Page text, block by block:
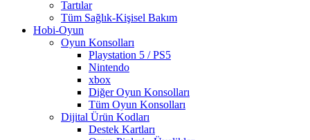
Tartılar
Tüm Sağlık-Kişisel Bakım
Hobi-Oyun
Oyun Konsolları
Playstation 5 / PS5
Nintendo
xbox
Diğer Oyun Konsolları
Tüm Oyun Konsolları
Dijital Ürün Kodları
Destek Kartları